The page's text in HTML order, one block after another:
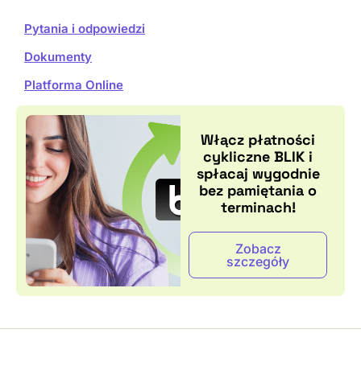
Pytania i odpowiedzi
Dokumenty
Platforma Online
Włącz płatności
cykliczne BLIK i
spłacaj wygodnie
bez pamiętania o
terminach!
Zobacz
szczegóły